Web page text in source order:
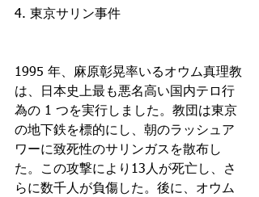
4. 東京サリン事件
1995 年、麻原彰晃率いるオウム真理教
は、日本史上最も悪名高い国内テロ行
為の 1 つを実行しました。教団は東京
の地下鉄を標的にし、朝のラッシュア
ワーに致死性のサリンガスを散布し
た。この攻撃により13人が死亡し、さ
らに数千人が負傷した。後に、オウム